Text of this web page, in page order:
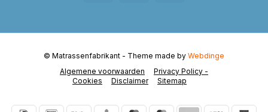
Algemene voorwaarden
Privacy Policy -
Cookies
Disclaimer Sitemap
© Matrassenfabrikant - Theme made by Webdinge